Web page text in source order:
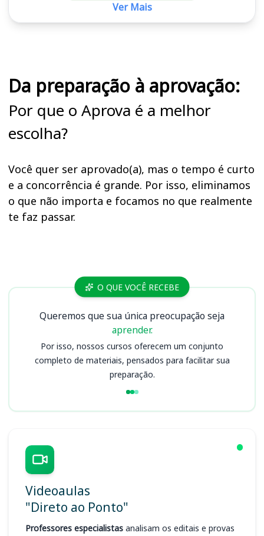
Ver Mais
Da preparação à aprovação:
Por que o Aprova é a melhor
escolha?
Você quer ser aprovado(a), mas o tempo é curto
e a concorrência é grande. Por isso, eliminamos
o que não importa e focamos no que realmente
te faz passar.
Cursos O QUE VOCÊ RECEBE
Queremos que sua única preocupação seja
aprender.
Por isso, nossos cursos oferecem um conjunto
completo de materiais, pensados para facilitar sua
preparação.
Videoaulas
"Direto ao Ponto"
Professores especialistas analisam os editais e provas